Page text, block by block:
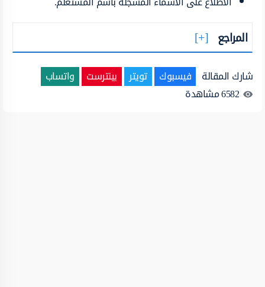
المراجع
شارك المقالة فيسبوك تويتر بينترست
واتساب
6582مشاهدة